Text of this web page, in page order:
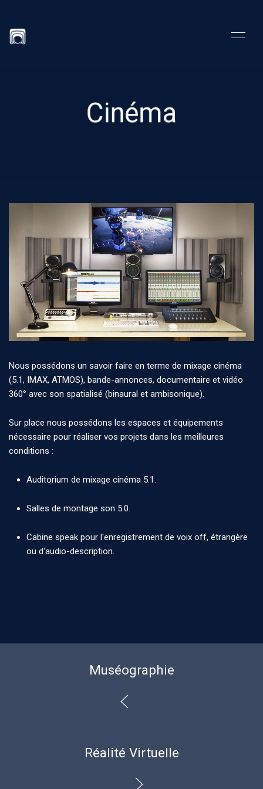
Cinéma
Nous possédons un savoir faire en terme de mixage cinéma
(5.1, IMAX, ATMOS), bande-annonces, documentaire et vidéo
360° avec son spatialisé (binaural et ambisonique).
Sur place nous possédons les espaces et équipements
nécessaire pour réaliser vos projets dans les meilleures
conditions :
Auditorium de mixage cinéma 5.1.
Salles de montage son 5.0.
Cabine speak pour l'enregistrement de voix off, étrangère
ou d'audio-description.
Muséographie
Réalité Virtuelle